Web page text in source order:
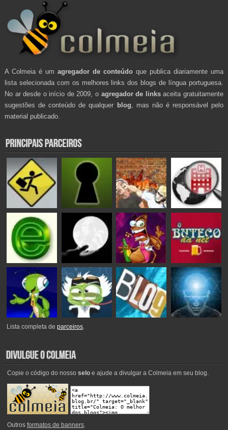
A Colmeia é um agregador de conteúdo que publica diariamente uma
lista selecionada com os melhores links dos blogs de língua portuguesa.
No ar desde o início de 2009, o agregador de linksaceita gratuitamente
sugestões de conteúdo de qualquer blog , mas não é responsável pelo
material publicado.
Lista completa deparceiros.
Copie o código do nosso seloe ajude a divulgar a Colmeia em seu blog.
Outros formatos de banners.